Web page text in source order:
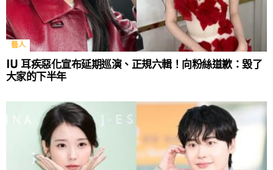
藝人
IU 耳疾惡化宣布延期巡演、正規六輯！向粉絲道歉：毀了
大家的下半年